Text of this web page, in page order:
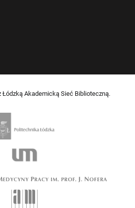
Łódzką Akademicką Sieć Biblioteczną.